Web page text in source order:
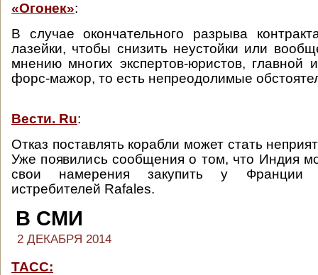
«Огонек»:
В случае окончательного разрыва
лазейки, чтобы снизить неустойки или
мнению многих экспертов-юристов, главной
форс-мажор, то есть непреодолимые
Вести. Ru:
Отказ поставлять корабли может стать
Уже появились сообщения о том, что Индия
свои намерения закупить у Франции
истребителей Rafales.
В СМИ
2 ДЕКАБРЯ 2014
ТАСС: